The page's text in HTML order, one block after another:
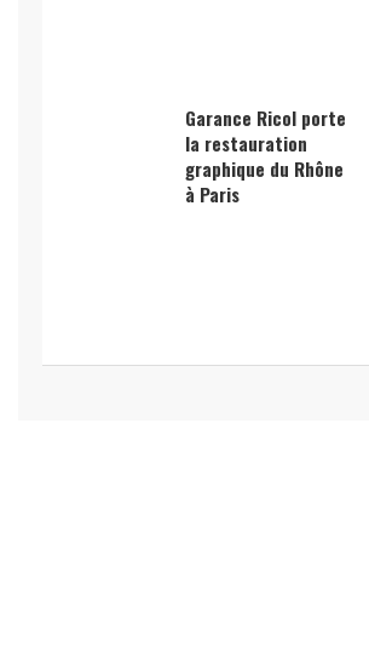
Garance Ricol porte
la restauration
graphique du Rhône
à Paris